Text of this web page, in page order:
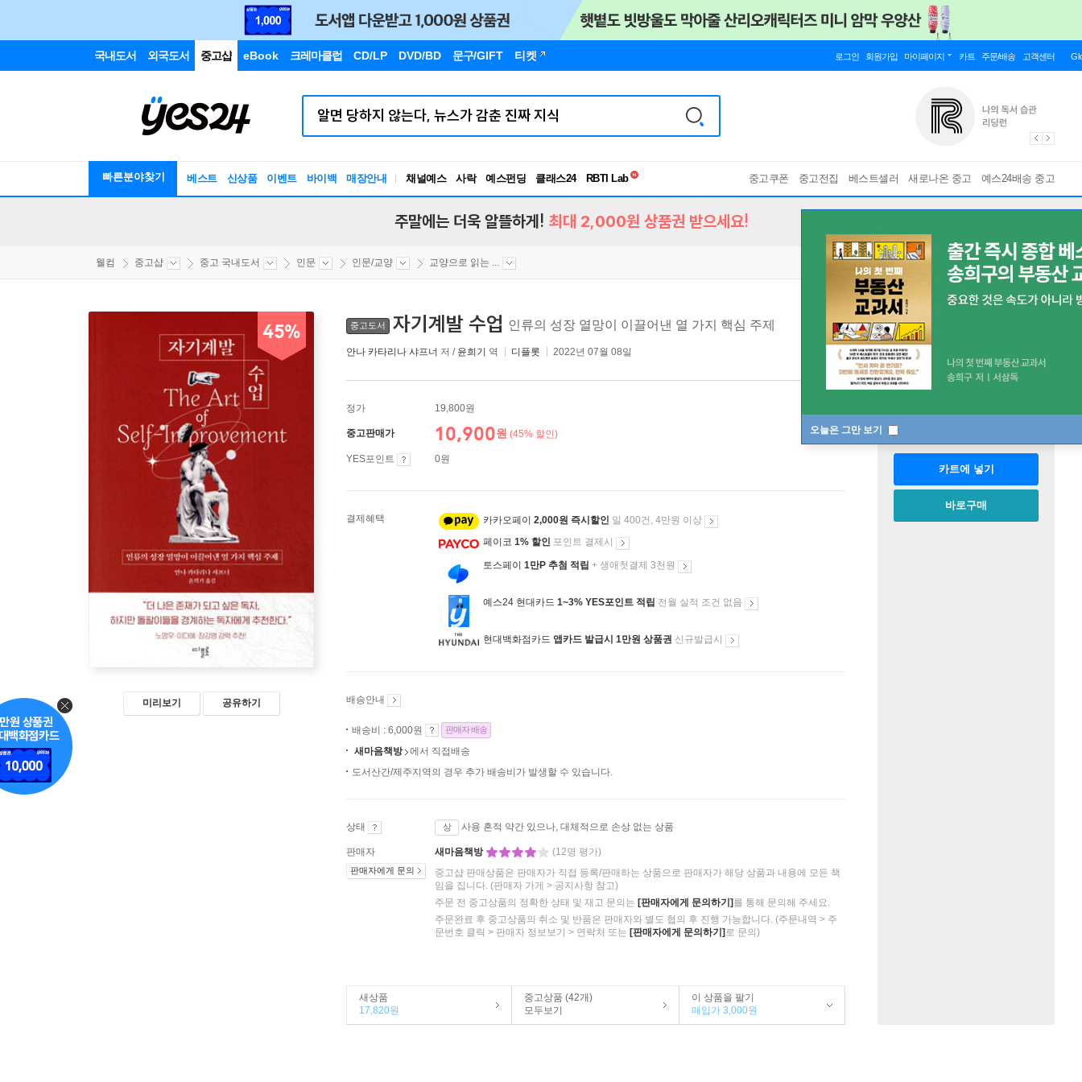
국내도서 외국도서 중고샵 eBook 크레마클럽 CD/LP DVD/BD 문구/GIFT 티켓 로그인 회원가입 마이페이지 카트 주문/배송 고객센터
빠른분야찾기 베스트 신상품 이벤트 바이백 매장안내 채널예스 사락 예스펀딩 클래스24
독서유형검사
중고쿠폰 중고전집 베스트셀러 새로나온 중고 예스24배송 중고
오늘은 그만 보기
주말에는 더욱 알뜰하게! 최대 2,000원 상품권 받으세요!
웰컴 중고샵 중고 국내도서 인문 인문/교양 교양으로 읽는 ...
45%
미리보기 공유하기
중고도서 자기계발 수업 인류의 성장 열망이 이끌어낸 열 가지 핵심 주제
안나 카타리나 샤프너 저 / 윤희기 역 디플롯 2022년 07월 08일
정가 19,800원
중고판매가 10,900원 (45% 할인)
YES포인트 0원
결제혜택 카카오페이 2,000원 즉시할인 일 400건, 4만원 이상
페이코 1% 할인 포인트 결제시
토스페이 1만P 추첨 적립 + 생애첫결제 3천원
예스24 현대카드 1~3% YES포인트 적립 전월 실적 조건 없음
현대백화점카드 앱카드 발급시 1만원 상품권 신규발급시
배송안내
배송비 : 6,000원 판매자 배송
새마음책방
에서 직접배송
도서산간/제주지역의 경우 추가 배송비가 발생할 수 있습니다.
상태 상 사용 흔적 약간 있으나, 대체적으로 손상 없는 상품
판매자
판매자에게 문의
새마음책방
(12명 평가)
중고샵 판매상품은 판매자가 직접 등록/판매하는 상품으로 판매자가 해당 상품과 내용에 모든 책
임을 집니다. (판매자 가게 > 공지사항 참고)
주문 전 중고상품의 정확한 상태 및 재고 문의는 [판매자에게 문의하기] 를 통해 문의해 주세요.
주문완료 후 중고상품의 취소 및 반품은 판매자와 별도 협의 후 진행 가능합니다. (주문내역 > 주
문번호 클릭 > 판매자 정보보기 > 연락처 또는 [판매자에게 문의하기] 로 문의)
새상품
17,820원
중고상품 (42개)
모두보기
이 상품을 팔기
매입가 3,000원
수량
카트에 넣기
바로구매